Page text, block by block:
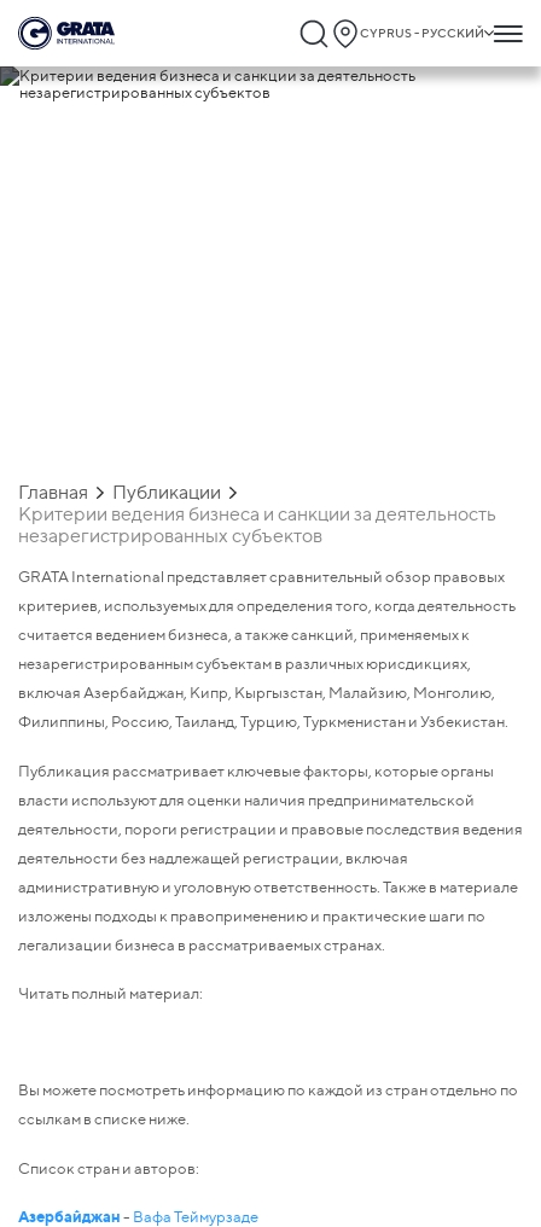
CYPRUS - РУССКИЙ
Главная
Публикации
Критерии ведения бизнеса и санкции за деятельность
незарегистрированных субъектов
GRATA International представляет сравнительный обзор правовых
критериев, используемых для определения того, когда деятельность
считается ведением бизнеса, а также санкций, применяемых к
незарегистрированным субъектам в различных юрисдикциях,
включая Азербайджан, Кипр, Кыргызстан, Малайзию, Монголию,
Филиппины, Россию, Таиланд, Турцию, Туркменистан и Узбекистан.
Публикация рассматривает ключевые факторы, которые органы
власти используют для оценки наличия предпринимательской
деятельности, пороги регистрации и правовые последствия ведения
деятельности без надлежащей регистрации, включая
административную и уголовную ответственность. Также в материале
изложены подходы к правоприменению и практические шаги по
легализации бизнеса в рассматриваемых странах.
Читать полный материал:
Вы можете посмотреть информацию по каждой из стран отдельно по
ссылкам в списке ниже.
Список стран и авторов:
Азербайджан- Вафа Теймурзаде